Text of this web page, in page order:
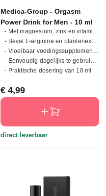
Medica-Group - Orgasm
Power Drink for Men - 10 ml
- Met magnesium, zink en vitaminen B3 en B6
- Bevat L-arginine en plantenextracten
- Vloeibaar voedingssupplement voor mannen
- Eenvoudig dagelijks te gebruiken
- Praktische dosering van 10 ml
Normale prijs:
€ 4,99
direct leverbaar